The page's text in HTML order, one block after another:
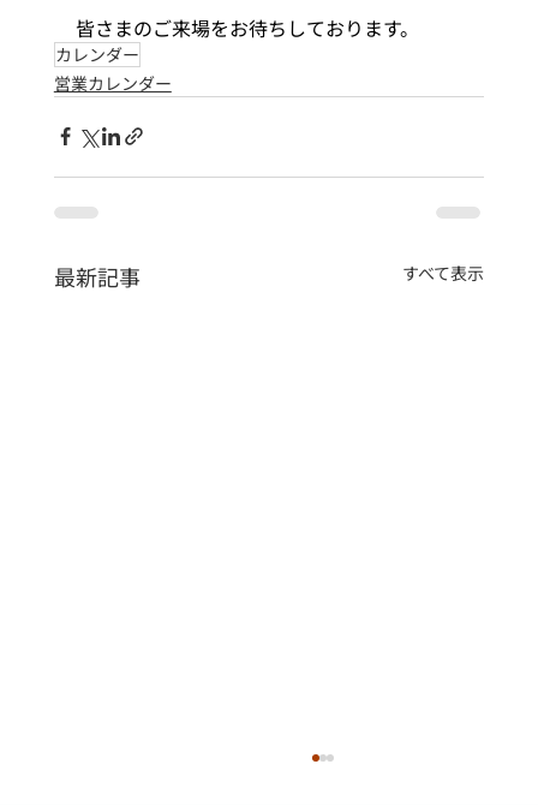
皆さまのご来場をお待ちしております。
カレンダー
営業カレンダー
最新記事 すべて表示